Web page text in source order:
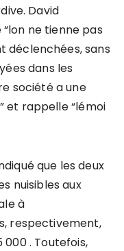
David
ne tienne pas
déclenchées, sans
dans les
société a une
rappelle “lémoi
que les deux
nuisibles aux
à
respectivement,
. Toutefois,